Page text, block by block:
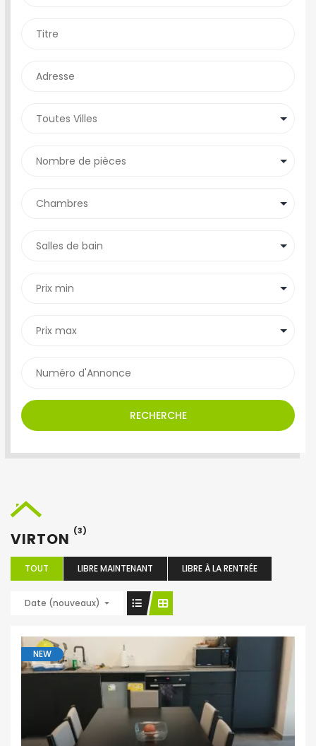
RECHERCHE
VIRTON (3)
TOUT LIBRE MAINTENANT LIBRE À LA RENTRÉE
Date (nouveaux)
NEW